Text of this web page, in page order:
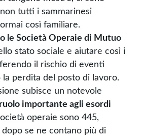
tutti i sammarinesi
così familiare.
le Società Operaie di Mutuo
stato sociale e aiutare così i
il rischio di eventi
perdita del posto di lavoro.
subisce un notevole
importante agli esordi
operaie sono 445,
se ne contano più di